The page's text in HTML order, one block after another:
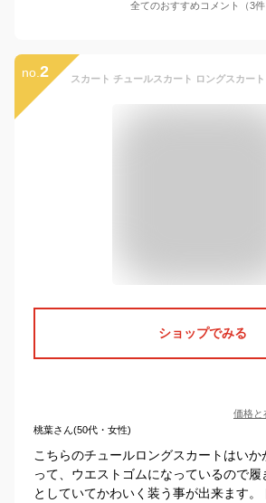
全てのおすすめコメント（3件
no. 2
ショップでみる
価格と
桃葉さん(50代・女性)
こちらのチュールロングスカートはいか
って、ウエストゴムになっているので履
としていてかわいく装う事が出来ます。